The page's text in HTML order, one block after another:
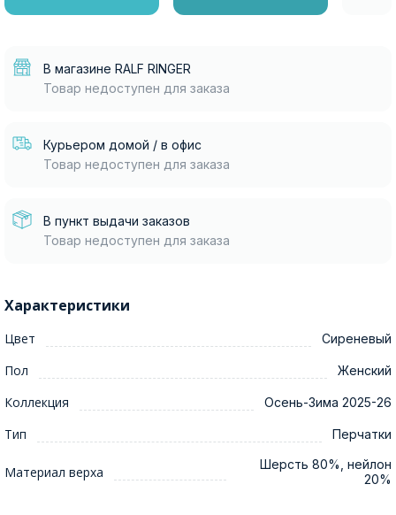
В магазине RALF RINGER
Товар недоступен для заказа
Курьером домой / в офис
Товар недоступен для заказа
В пункт выдачи заказов
Товар недоступен для заказа
Характеристики
Цвет Сиреневый
Пол Женский
Коллекция Осень-Зима 2025-26
Тип Перчатки
Материал верха
Шерсть 80%, нейлон
20%